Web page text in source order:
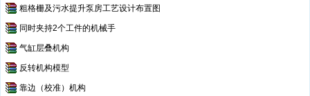
粗格栅及污水提升泵房工艺设计布置图
同时夹持2个工件的机械手
气缸层叠机构
反转机构模型
靠边（校准）机构